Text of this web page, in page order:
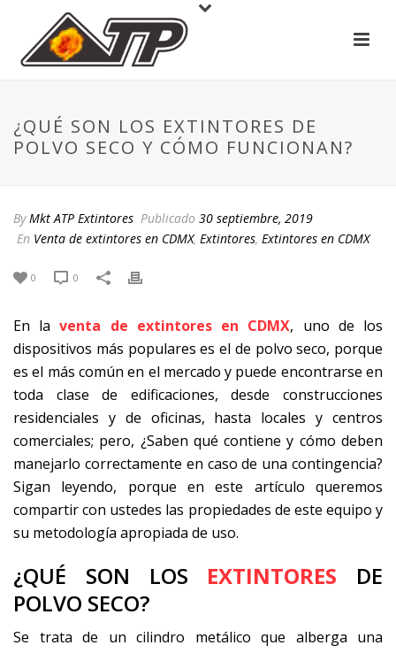
¿QUÉ SON LOS EXTINTORES DE
POLVO SECO Y CÓMO FUNCIONAN?
ByMkt ATP Extintores Publicado 30 septiembre, 2019
En Venta de extintores en CDMX, Extintores, Extintores en CDMX
0 0
En laventa de extintores en CDMX, uno de los
dispositivos más populares es el de polvo seco, porque
es el más común en el mercado y puede encontrarse en
toda clase de edificaciones, desde construcciones
residenciales y de oficinas, hasta locales y centros
comerciales; pero, ¿Saben qué contiene y cómo deben
manejarlo correctamente en caso de una contingencia?
Sigan leyendo, porque en este artículo queremos
compartir con ustedes las propiedades de este equipo y
su metodología apropiada de uso.
¿QUÉ SON LOS EXTINTORES DE
POLVO SECO?
Se trata de un cilindro metálico que alberga una